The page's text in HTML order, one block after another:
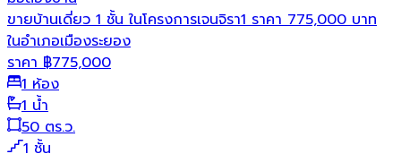
ขายบ้านเดี่ยว 1 ชั้น ในโครงการเจนจิรา1 ราคา 775,000 บาท
ในอำเภอเมืองระยอง
ราคา ฿775,000
1 ห้อง
1 น้ำ
50 ตร.ว.
1 ชั้น